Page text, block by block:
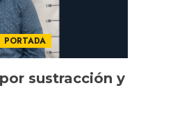
PORTADA
sustracción y